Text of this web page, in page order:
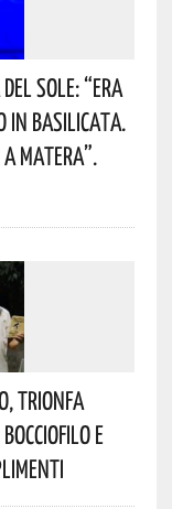
Sole: “era
In Basilicata.
Matera”.
Trionfa
E